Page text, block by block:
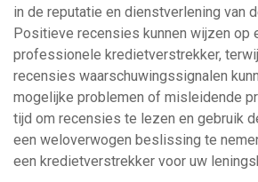
in de reputatie en dienstverlening van
Positieve recensies kunnen wijzen op
professionele kredietverstrekker,
recensies waarschuwingssignalen
mogelijke problemen of misleidende
tijd om recensies te lezen en gebruik
een weloverwogen beslissing te
een kredietverstrekker voor uw